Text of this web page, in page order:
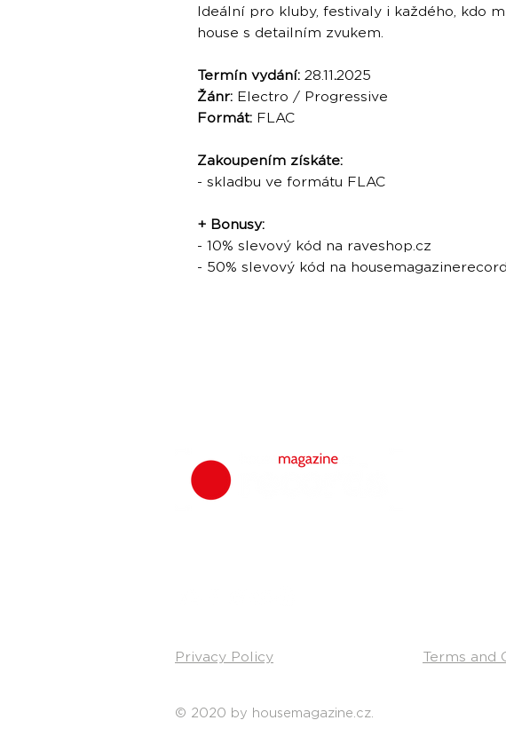
Ideální pro kluby, festivaly i každého, kdo
house s detailním zvukem.
Termín vydání: 28.11.2025
Žánr: Electro / Progressive
Formát: FLAC
Zakoupením získáte:
- skladbu ve formátu FLAC
+ Bonusy:
- 10% slevový kód na raveshop.cz
- 50% slevový kód na
Privacy Policy
© 2020 by housemagazine.cz.
Terms and